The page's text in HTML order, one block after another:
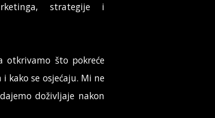
strategije i
otkrivamo što pokreće
kako se osjećaju. Mi ne
doživljaje nakon